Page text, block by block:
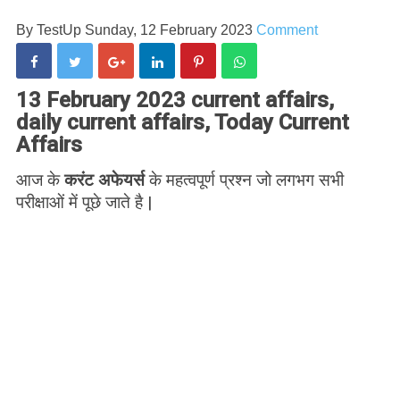
By TestUp Sunday, 12 February 2023 Comment
13 February 2023 current affairs,
daily current affairs, Today Current
Affairs
आज केकरंट अफेयर्सके महत्वपूर्ण प्रश्न जो लगभग सभी
परीक्षाओं में पूछे जाते है |